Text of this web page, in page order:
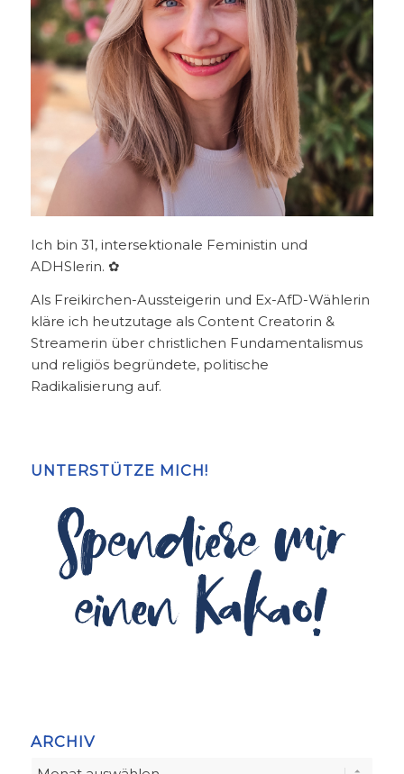
Ich bin 31, intersektionale Feministin und
ADHSlerin. ✿
Als Freikirchen-Aussteigerin und Ex-AfD-Wählerin
kläre ich heutzutage als Content Creatorin &
Streamerin über christlichen Fundamentalismus
und religiös begründete, politische
Radikalisierung auf.
UNTERSTÜTZE MICH!
ARCHIV